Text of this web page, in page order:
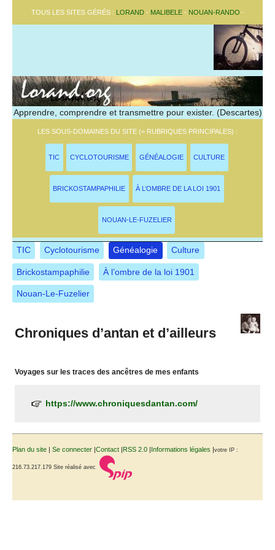
TOUS LES SITES GÉRÉS : LORAND- MALIBELE- NOUAN-RANDO -
Apprendre, comprendre et transmettre pour exister. (Descartes)
LES SOUS-DOMAINES DU SITE (= RUBRIQUES PRINCIPALES) :
TIC CYCLOTOURISME GÉNÉALOGIE CULTURE
BRICKOSTAMPAPHILIE À L’OMBRE DE LA LOI 1901
NOUAN-LE-FUZELIER
TIC Cyclotourisme Généalogie Culture
Brickostampaphilie À l’ombre de la loi 1901
Nouan-Le-Fuzelier
Chroniques d’antan et d’ailleurs
Voyages sur les traces des ancêtres de mes enfants
https://www.chroniquesdantan.com/
Plan du site | Se connecter |Contact |RSS 2.0 |Informations légales |votre IP :
216.73.217.179 Site réalisé avec